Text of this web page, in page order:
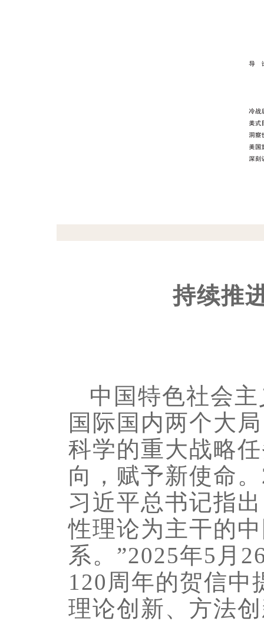
持续推
中国特色社会
国际国内两个大
科学的重大战略
向，赋予新使命
习近平总书记指
性理论为主干的
系。”2025年5月
120周年的贺信中
理论创新、方法